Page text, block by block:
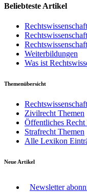
Beliebteste Artikel
Weiterbildungen
Was ist
Themenübersicht
Zivilrecht Themen
Öffentliches Recht
Strafrecht Themen
Alle Lexikon
Neue Artikel
Newsletter